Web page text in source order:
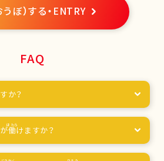
うぼ）する・ENTRY
FAQ
か？
働けますか？